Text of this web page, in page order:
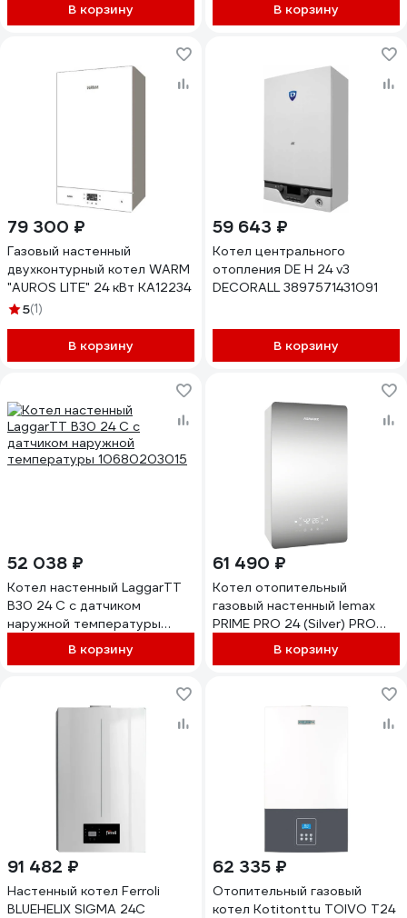
В корзину В корзину
79 300 ₽
Газовый настенный
двухконтурный котел WARM
"AUROS LITE" 24 кВт KA12234
5(1)
В корзину
59 643 ₽
Котел центрального
отопления DE Н 24 v3
DECORALL 3897571431091
В корзину
52 038 ₽
Котел настенный LaggarTT
B30 24 C с датчиком
наружной температуры
10680203015В корзину
61 490 ₽
Котел отопительный
газовый настенный lemax
PRIME PRO 24 (Silver) PRO
В корзину
91 482 ₽
Настенный котел Ferroli
BLUEHELIX SIGMA 24C
62 335 ₽
Отопительный газовый
котел Kotitonttu TOIVO T24